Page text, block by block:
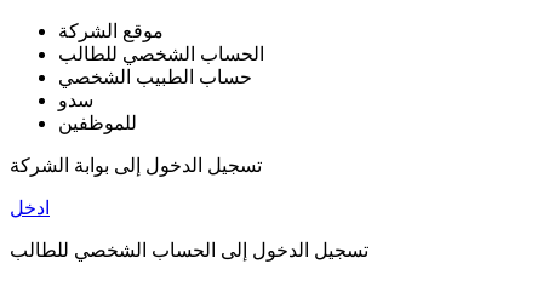
موقع الشركة
الحساب الشخصي للطالب
حساب الطبيب الشخصي
سدو
للموظفين
تسجيل الدخول إلى بوابة الشركة
ادخل
تسجيل الدخول إلى الحساب الشخصي للطالب